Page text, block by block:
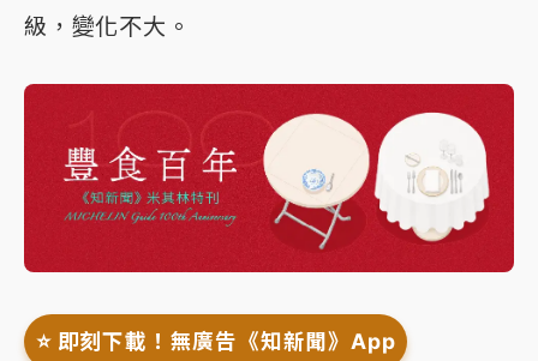
級，變化不大。
⭐️ 即刻下載！無廣告《知新聞》App